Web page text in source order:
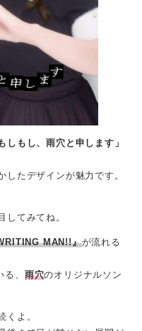
しもし、雨穴と申します」
たデザインが魅力です。
してみてね。
MAN!!』が流れる
、 雨穴のオリジナルソン
くよ。